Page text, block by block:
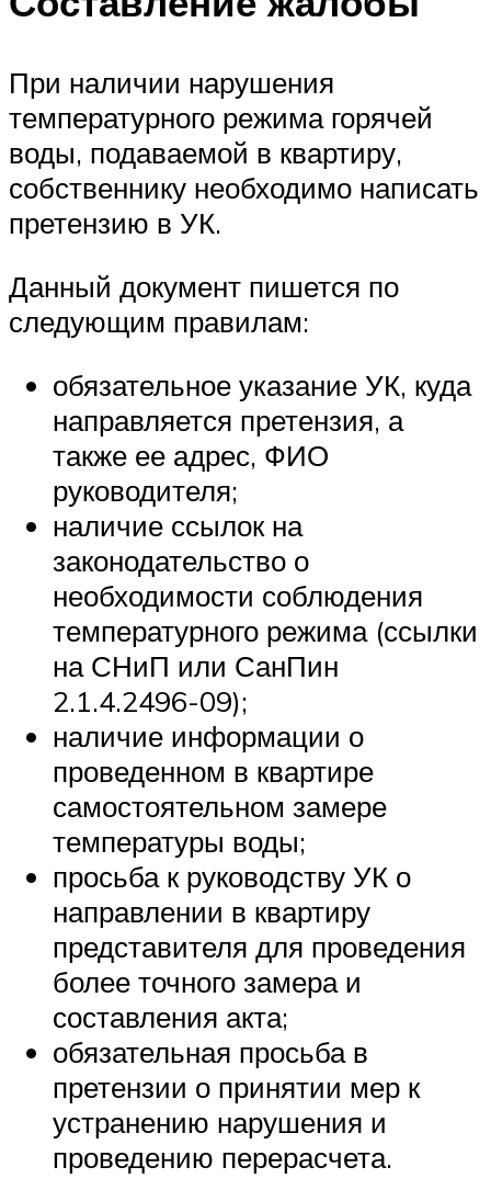
При наличии нарушения
температурного режима горячей
воды, подаваемой в квартиру,
собственнику необходимо написать
претензию в УК.
Данный документ пишется по
следующим правилам:
обязательное указание УК, куда
направляется претензия, а
также ее адрес, ФИО
руководителя;
наличие ссылок на
законодательство о
необходимости соблюдения
температурного режима (ссылки
на СНиП или СанПин
2.1.4.2496-09);
наличие информации о
проведенном в квартире
самостоятельном замере
температуры воды;
просьба к руководству УК о
направлении в квартиру
представителя для проведения
более точного замера и
составления акта;
обязательная просьба в
претензии о принятии мер к
устранению нарушения и
проведению перерасчета.